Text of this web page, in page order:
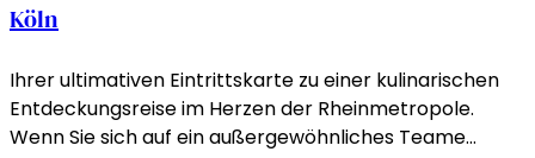
Köln
Ihrer ultimativen Eintrittskarte zu einer kulinarischen
Entdeckungsreise im Herzen der Rheinmetropole.
Wenn Sie sich auf ein außergewöhnliches Teame…